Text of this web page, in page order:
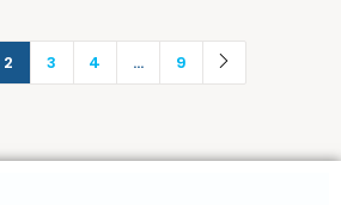
2 3 4 … 9